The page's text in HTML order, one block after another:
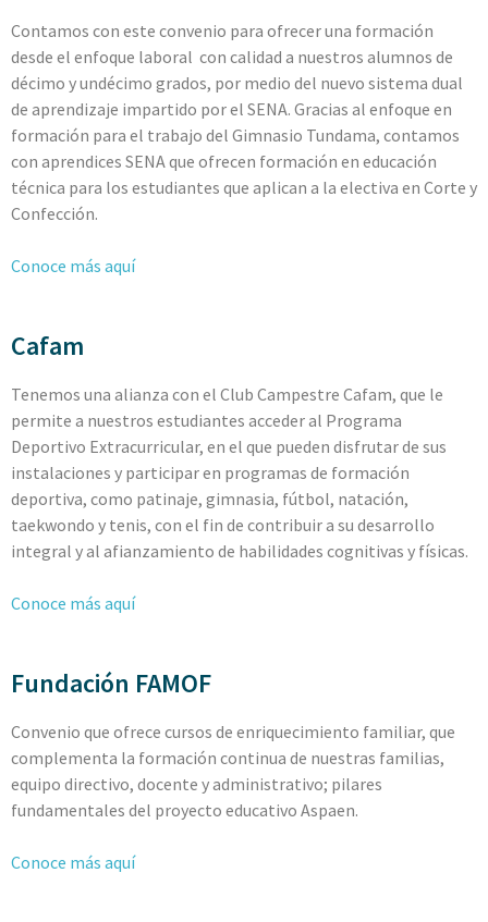
Contamos con este convenio para ofrecer una formación
desde el enfoque laboral con calidad a nuestros alumnos de
décimo y undécimo grados, por medio del nuevo sistema dual
de aprendizaje impartido por el SENA. Gracias al enfoque en
formación para el trabajo del Gimnasio Tundama, contamos
con aprendices SENA que ofrecen formación en educación
técnica para los estudiantes que aplican a la electiva en Corte y
Confección.
Conoce más aquí
Cafam
Tenemos una alianza con el Club Campestre Cafam, que le
permite a nuestros estudiantes acceder al Programa
Deportivo Extracurricular, en el que pueden disfrutar de sus
instalaciones y participar en programas de formación
deportiva, como patinaje, gimnasia, fútbol, natación,
taekwondo y tenis, con el fin de contribuir a su desarrollo
integral y al afianzamiento de habilidades cognitivas y físicas.
Conoce más aquí
Fundación FAMOF
Convenio que ofrece cursos de enriquecimiento familiar, que
complementa la formación continua de nuestras familias,
equipo directivo, docente y administrativo; pilares
fundamentales del proyecto educativo Aspaen.
Conoce más aquí